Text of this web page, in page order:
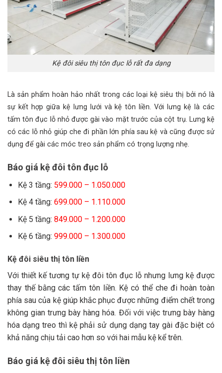
Kệ đôi siêu thị tôn đục lỗ rất đa dạng
Là sản phẩm hoàn hảo nhất trong các loại kệ siêu thị bởi nó là
sự kết hợp giữa kệ lưng lưới và kệ tôn liền. Với lưng kệ là các
tấm tôn đục lỗ nhỏ được gài vào mặt trước của cột trụ. Lưng kệ
có các lỗ nhỏ giúp che đi phần lớn phía sau kệ và cũng được sử
dụng để gài các móc treo sản phẩm có trọng lượng nhẹ.
Báo giá kệ đôi tôn đục lỗ
Kệ 3 tầng: 599.000 – 1.050.000
Kệ 4 tầng: 699.000 – 1.110.000
Kệ 5 tầng: 849.000 – 1.200.000
Kệ 6 tầng: 999.000 – 1.300.000
Kệ đôi siêu thị tôn liền
Với thiết kế tương tự kệ đôi tôn đục lỗ nhưng lưng kệ được
thay thế bằng các tấm tôn liền. Kệ có thể che đi hoàn toàn
phía sau của kệ giúp khắc phục được những điểm chết trong
không gian trưng bày hàng hóa. Đối với việc trưng bày hàng
hóa dạng treo thì kệ phải sử dụng dạng tay gài đặc biệt có
khả năng chịu tải cao hơn so với hai mẫu kệ kể trên.
Báo giá kệ đôi siêu thị tôn liền